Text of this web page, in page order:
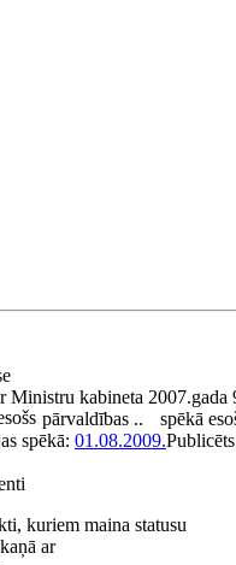
Ministru kabineta
pārvaldības ..
spēkā
spēkā: 01.08.2009.
kuriem maina statusu
ar